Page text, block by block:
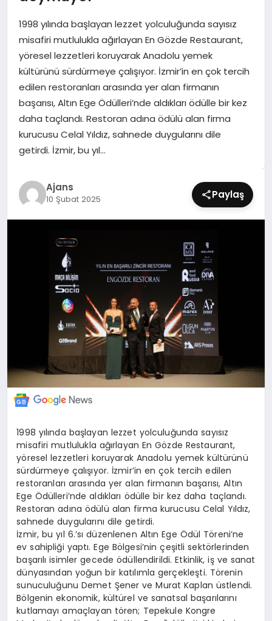
MAGAZIN
SAĞLIK
SIYASET
SPOR
TEKNOLOJI
YAŞAM
1998 yılında başlayan lezzet yolculuğunda sayısız
misafiri mutlulukla ağırlayan En Gözde Restaurant,
yöresel lezzetleri koruyarak Anadolu yemek
kültürünü sürdürmeye çalışıyor. İzmir’in en çok tercih
edilen restoranları arasında yer alan firmanın
başarısı, Altın Ege Ödülleri’nde aldıkları ödülle bir kez
daha taçlandı. Restoran adına ödülü alan firma
kurucusu Celal Yıldız, sahnede duygularını dile
getirdi. İzmir, bu yıl…
Ajans
10 Şubat 2025 Paylaş
1998 yılında başlayan lezzet yolculuğunda sayısız
misafiri mutlulukla ağırlayan En Gözde Restaurant,
yöresel lezzetleri koruyarak Anadolu yemek kültürünü
sürdürmeye çalışıyor. İzmir’in en çok tercih edilen
restoranları arasında yer alan firmanın başarısı, Altın
Ege Ödülleri’nde aldıkları ödülle bir kez daha taçlandı.
Restoran adına ödülü alan firma kurucusu Celal Yıldız,
sahnede duygularını dile getirdi.
İzmir, bu yıl 6.’sı düzenlenen Altın Ege Ödül Töreni’ne
ev sahipliği yaptı. Ege Bölgesi’nin çeşitli sektörlerinden
başarılı isimler gecede ödüllendirildi. Etkinlik, iş ve sanat
dünyasından yoğun bir katılımla gerçekleşti. Törenin
sunuculuğunu Demet Şener ve Murat Kaplan üstlendi.
Bölgenin ekonomik, kültürel ve sanatsal başarılarını
kutlamayı amaçlayan tören; Tepekule Kongre